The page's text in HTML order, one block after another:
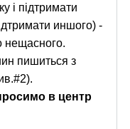
і підтримати
иншого) -
нещасного.
пишиться з
в центр